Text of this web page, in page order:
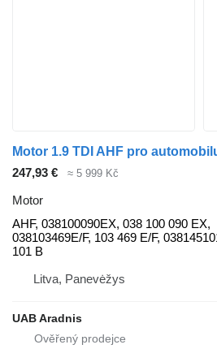
247,93 € ≈ 5 999 Kč
Motor
AHF, 038100090EX, 038 100 090 EX,
038103469E/F, 103 469 E/F,
101 B
Litva, Panevėžys
UAB Aradnis